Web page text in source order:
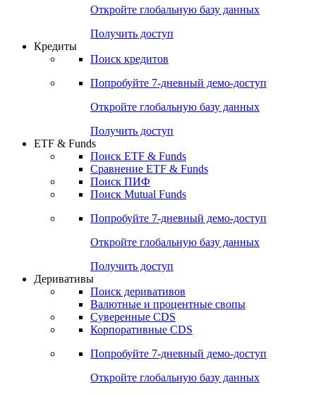
Откройте глобальную базу данных
Получить доступ
Кредиты
Поиск кредитов
Попробуйте 7-дневный демо-доступ
Откройте глобальную базу данных
Получить доступ
ETF & Funds
Поиск ETF & Funds
Сравнение ETF & Funds
Поиск ПИФ
Поиск Mutual Funds
Попробуйте 7-дневный демо-доступ
Откройте глобальную базу данных
Получить доступ
Деривативы
Поиск деривативов
Валютные и процентные свопы
Суверенные CDS
Корпоративные CDS
Попробуйте 7-дневный демо-доступ
Откройте глобальную базу данных